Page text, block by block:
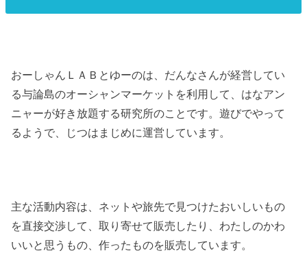
おーしゃんＬＡＢとゆーのは、だんなさんが経営してい
る与論島のオーシャンマーケットを利用して、はなアン
ニャーが好き放題する研究所のことです。遊びでやって
るようで、じつはまじめに運営しています。
主な活動内容は、ネットや旅先で見つけたおいしいもの
を直接交渉して、取り寄せて販売したり、わたしのかわ
いいと思うもの、作ったものを販売しています。